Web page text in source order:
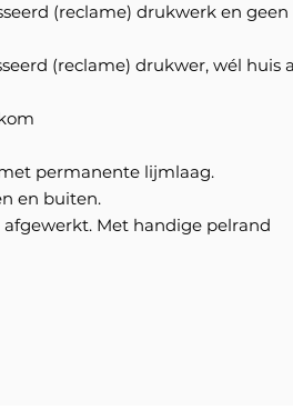
(reclame) drukwerk en geen
(reclame) drukwer, wél huis
permanente lijmlaag.
en buiten.
Met handige pelrand